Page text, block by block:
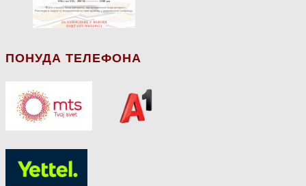
ПОНУДА ТЕЛЕФОНА